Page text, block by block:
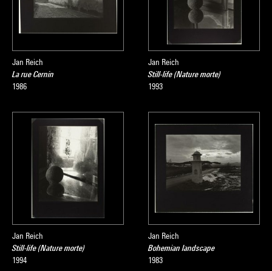
Jan Reich
La rue Cernin
1986
Jan Reich
Still-life (Nature morte)
1993
Jan Reich
Still-life (Nature morte)
1994
Jan Reich
Bohemian landscape
1983